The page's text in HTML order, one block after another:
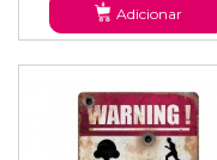
Adicionar